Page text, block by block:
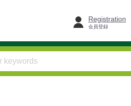
Registration
会員登録